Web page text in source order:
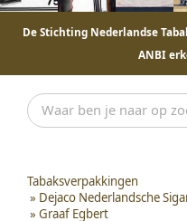
De Stichting Nederlandse
ANBI
Tabaksverpakkingen
» Dejaco Nederlandsche
» Graaf Egbert